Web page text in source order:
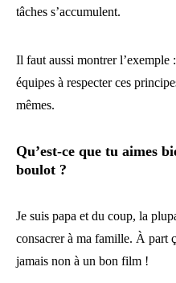
tâches s’accumulent.
Il faut aussi montrer
équipes à respecter ces
mêmes.
Qu’est-ce que tu aimes
boulot ?
Je suis papa et du coup, la
consacrer à ma famille. À part
jamais non à un bon film !